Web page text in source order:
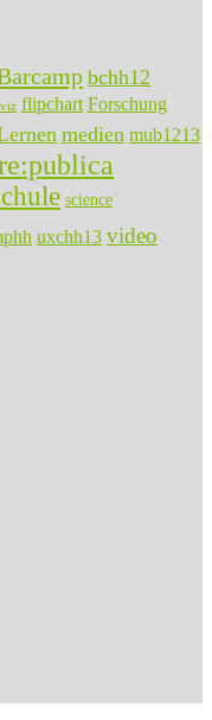
bchh12
flipchart Forschung
medien mub1213
science
uxchh13 video